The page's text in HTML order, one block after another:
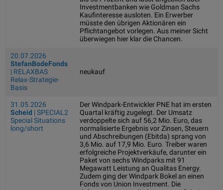
Investmentbanken wie Goldman Sachs
Kaufinteresse ausloten. Ein Erwerber
müsste den übrigen Aktionären ein
Pflichtangebot vorlegen. Aus meiner Sicht
überwiegen hier klar die Chancen.
20.07.2026
StefanBodeFonds
| RELAXBAS
Relax-Strategie-
Basis
neukauf
31.05.2026
Scheid | SPECIAL2
Special Situations
long/short
Der Windpark-Entwickler PNE hat im ersten
Quartal kräftig zugelegt. Der Umsatz
verdoppelte sich auf 56,2 Mio. Euro, das
normalisierte Ergebnis vor Zinsen, Steuern
und Abschreibungen (Ebitda) sprang von
3,6 Mio. auf 17,9 Mio. Euro. Treiber waren
erfolgreiche Projektverkäufe, darunter ein
Paket von sechs Windparks mit 91
Megawatt Leistung an Qualitas Energy.
Zudem ging der Windpark Bokel an einen
Fonds von Union Investment. Die